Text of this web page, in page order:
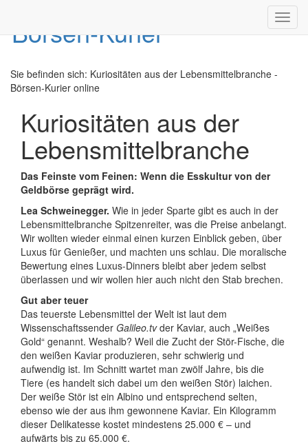
Sie befinden sich: Kuriositäten aus der Lebensmittelbranche -
Börsen-Kurier online
Kuriositäten aus der
Lebensmittelbranche
Das Feinste vom Feinen: Wenn die Esskultur von der
Geldbörse geprägt wird.
Lea Schweinegger. Wie in jeder Sparte gibt es auch in der
Lebensmittelbranche Spitzenreiter, was die Preise anbelangt.
Wir wollten wieder einmal einen kurzen Einblick geben, über
Luxus für Genießer, und machten uns schlau. Die moralische
Bewertung eines Luxus-Dinners bleibt aber jedem selbst
überlassen und wir wollen hier auch nicht den Stab brechen.
Gut aber teuer
Das teuerste Lebensmittel der Welt ist laut dem
Wissenschaftssender Galileo.tvder Kaviar, auch „Weißes
Gold“ genannt. Weshalb? Weil die Zucht der Stör-Fische, die
den weißen Kaviar produzieren, sehr schwierig und
aufwendig ist. Im Schnitt wartet man zwölf Jahre, bis die
Tiere (es handelt sich dabei um den weißen Stör) laichen.
Der weiße Stör ist ein Albino und entsprechend selten,
ebenso wie der aus ihm gewonnene Kaviar. Ein Kilogramm
dieser Delikatesse kostet mindestens 25.000 € – und
aufwärts bis zu 65.000 €.